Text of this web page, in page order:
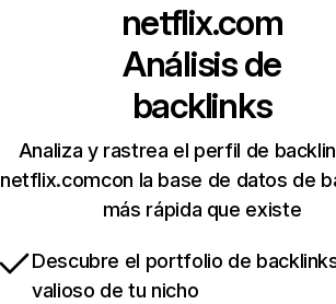
netflix.com
Análisis de
backlinks
Analiza y rastrea el perfil de
netflix.comcon la base de datos de
más rápida que existe
Descubre el portfolio de
valioso de tu nicho